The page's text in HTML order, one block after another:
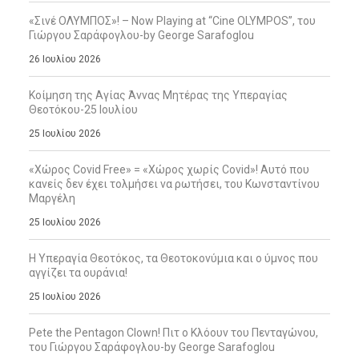
«Σινέ ΟΛΥΜΠΟΣ»! – Now Playing at “Cine OLYMPOS”, του
Γιώργου Σαράφογλου-by George Sarafoglou
26 Ιουλίου 2026
Κοίμηση της Αγίας Άννας Μητέρας της Υπεραγίας
Θεοτόκου-25 Ιουλίου
25 Ιουλίου 2026
«Χώρος Covid Free» = «Χώρος χωρίς Covid»! Αυτό που
κανείς δεν έχει τολμήσει να ρωτήσει, του Κωνσταντίνου
Μαργέλη
25 Ιουλίου 2026
Η Υπεραγία Θεοτόκος, τα Θεοτοκονύμια και ο ύμνος που
αγγίζει τα ουράνια!
25 Ιουλίου 2026
Pete the Pentagon Clown! Πιτ ο Κλόουν του Πενταγώνου,
του Γιώργου Σαράφογλου-by George Sarafoglou